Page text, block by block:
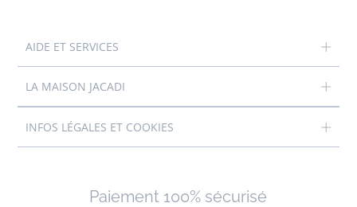
AIDE ET SERVICES
LA MAISON JACADI
INFOS LÉGALES ET COOKIES
Paiement 100% sécurisé